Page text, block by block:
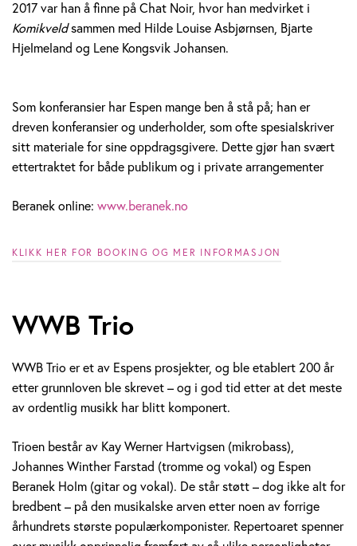
2017 var han å finne på Chat Noir, hvor han medvirket i
Komikveldsammen med Hilde Louise Asbjørnsen, Bjarte
Hjelmeland og Lene Kongsvik Johansen.
Som konferansier har Espen mange ben å stå på; han er
dreven konferansier og underholder, som ofte spesialskriver
sitt materiale for sine oppdragsgivere. Dette gjør han svært
ettertraktet for både publikum og i private arrangementer
Beranek online: www.beranek.no
KLIKK HER FOR BOOKING OG MER INFORMASJON
WWB Trio
WWB Trio er et av Espens prosjekter, og ble etablert 200 år
etter grunnloven ble skrevet – og i god tid etter at det meste
av ordentlig musikk har blitt komponert.
Trioen består av Kay Werner Hartvigsen (mikrobass),
Johannes Winther Farstad (tromme og vokal) og Espen
Beranek Holm (gitar og vokal). De står støtt – dog ikke alt for
bredbent – på den musikalske arven etter noen av forrige
århundrets største populærkomponister. Repertoaret spenner